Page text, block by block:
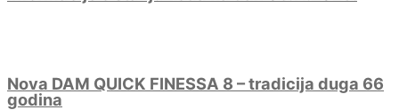
Nova DAM QUICK FINESSA 8 – tradicija duga 66
godina